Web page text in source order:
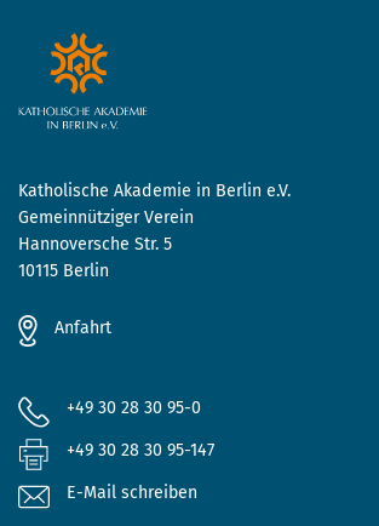
Katholische Akademie in Berlin e.V.
Gemeinnütziger Verein
Hannoversche Str. 5
10115 Berlin
Anfahrt
+49 30 28 30 95-0
+49 30 28 30 95-147
E-Mail schreiben